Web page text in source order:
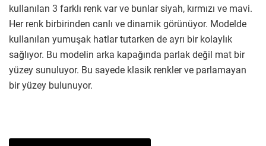
kullanılan 3 farklı renk var ve bunlar siyah, kırmızı ve mavi.
Her renk birbirinden canlı ve dinamik görünüyor. Modelde
kullanılan yumuşak hatlar tutarken de ayrı bir kolaylık
sağlıyor. Bu modelin arka kapağında parlak değil mat bir
yüzey sunuluyor. Bu sayede klasik renkler ve parlamayan
bir yüzey bulunuyor.